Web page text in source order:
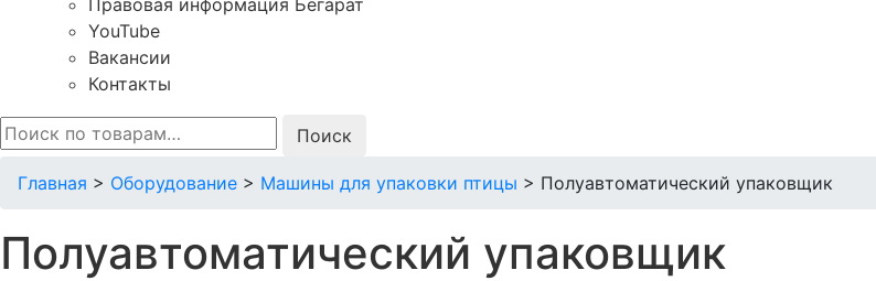
YouTube
Вакансии
Контакты
Искать:
Главная > Оборудование > Машины для упаковки птицы > Полуавтоматический упаковщик
Полуавтоматический упаковщик